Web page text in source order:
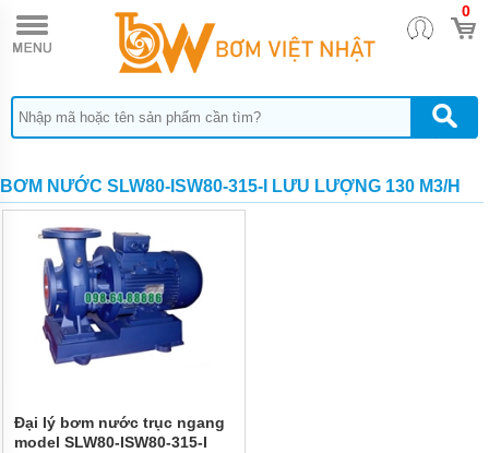
0
TRANG
CHỦ
DÙNG
KHÍ
NÉN
BƠM
DÙNG
NÉN
HUSKY
BƠM DÙNG
KHÍ NÉN
SANDPIPER
NÉN
WILDEN
BƠM NƯỚC SLW80-ISW80-315-I LƯU LƯỢNG 130 M3/H
Đại lý bơm nước trục ngang
model SLW80-ISW80-315-I